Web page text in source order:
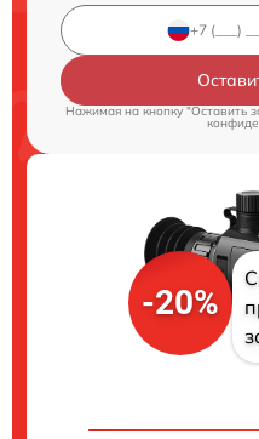
Нажимая на кнопку "Оставить
-20%